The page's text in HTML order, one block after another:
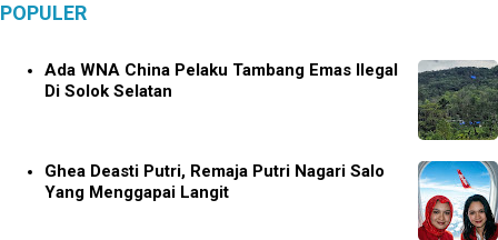
POPULER
Ada WNA China Pelaku Tambang Emas Ilegal
Di Solok Selatan
Ghea Deasti Putri, Remaja Putri Nagari Salo
Yang Menggapai Langit